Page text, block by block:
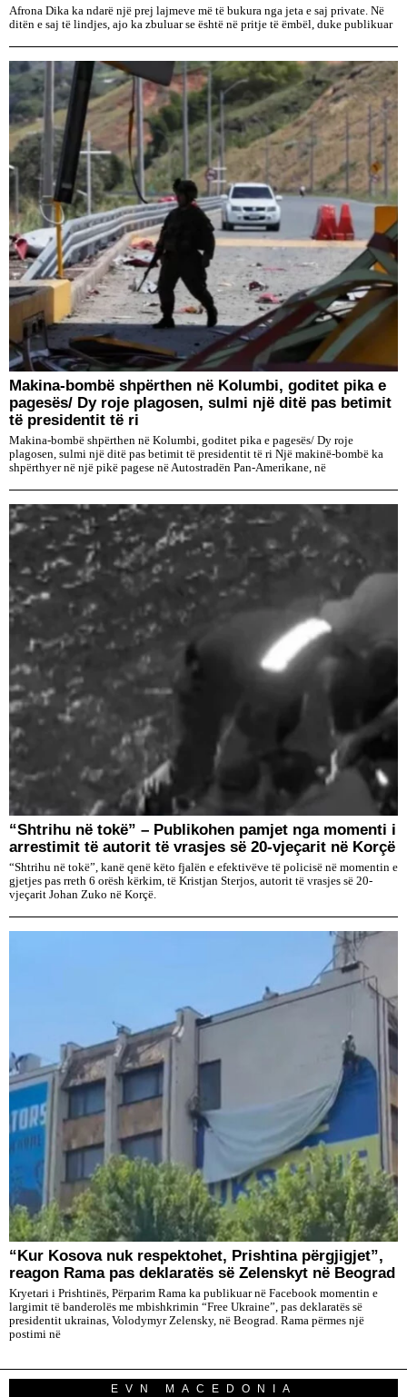
Afrona Dika ka ndarë një prej lajmeve më të bukura nga jeta e saj private. Në
ditën e saj të lindjes, ajo ka zbuluar se është në pritje të ëmbël, duke publikuar
Makina-bombë shpërthen në Kolumbi, goditet pika e
pagesës/ Dy roje plagosen, sulmi një ditë pas betimit
të presidentit të ri
Makina-bombë shpërthen në Kolumbi, goditet pika e pagesës/ Dy roje
plagosen, sulmi një ditë pas betimit të presidentit të ri Një makinë-bombë ka
shpërthyer në një pikë pagese në Autostradën Pan-Amerikane, në
“Shtrihu në tokë” – Publikohen pamjet nga momenti i
arrestimit të autorit të vrasjes së 20-vjeçarit në Korçë
“Shtrihu në tokë”, kanë qenë këto fjalën e efektivëve të policisë në momentin e
gjetjes pas rreth 6 orësh kërkim, të Kristjan Sterjos, autorit të vrasjes së 20-
vjeçarit Johan Zuko në Korçë.
“Kur Kosova nuk respektohet, Prishtina përgjigjet”,
reagon Rama pas deklaratës së Zelenskyt në Beograd
Kryetari i Prishtinës, Përparim Rama ka publikuar në Facebook momentin e
largimit të banderolës me mbishkrimin “Free Ukraine”, pas deklaratës së
presidentit ukrainas, Volodymyr Zelensky, në Beograd. Rama përmes një
postimi në
EVN MACEDONIA